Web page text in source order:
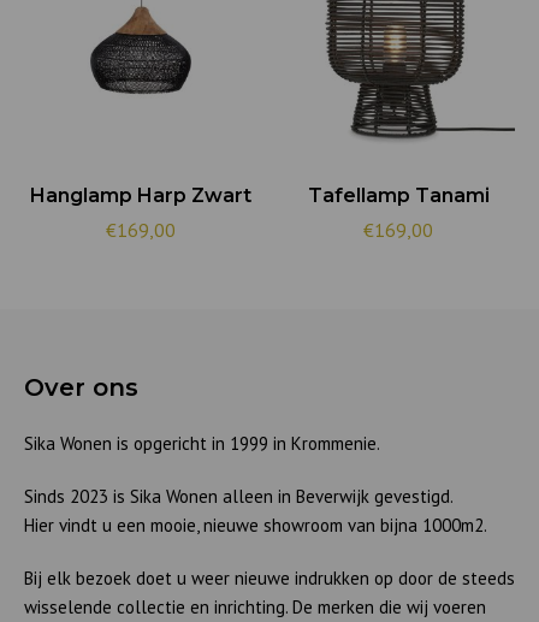
Hanglamp Harp Zwart
€169,00
Tafellamp Tanami
€169,00
Over ons
Sika Wonen is opgericht in 1999 in Krommenie.
Sinds 2023 is Sika Wonen alleen in Beverwijk gevestigd.
Hier vindt u een mooie, nieuwe showroom van bijna 1000m2.
Bij elk bezoek doet u weer nieuwe indrukken op door de steeds
wisselende collectie en inrichting. De merken die wij voeren